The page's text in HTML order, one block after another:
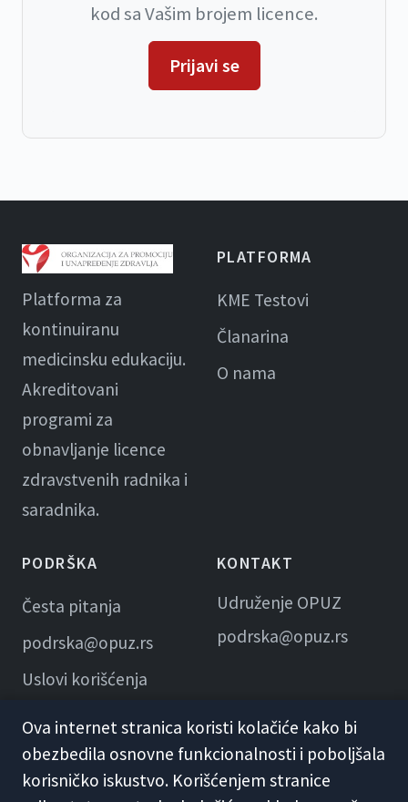
kod sa Vašim brojem licence.
Prijavi se
Platforma za
kontinuiranu
medicinsku edukaciju.
Akreditovani
programi za
obnavljanje licence
zdravstvenih radnika i
saradnika.
PLATFORMA
KME Testovi
Članarina
O nama
PODRŠKA
Česta pitanja
podrska@opuz.rs
Uslovi korišćenja
KONTAKT
Udruženje OPUZ
podrska@opuz.rs
Ova internet stranica koristi kolačiće kako bi
obezbedila osnovne funkcionalnosti i poboljšala
korisničko iskustvo. Korišćenjem stranice